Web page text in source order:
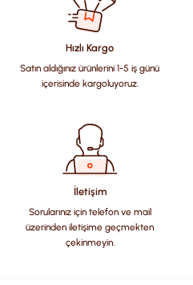
kullanarak tarafımıza iletebilirsiniz.
Görüş ve önerileriniz için teşekkür
Ürün resmi kalitesiz, bozuk
Ürün açıklamasında eksik
Ürün bilgilerinde hatalar
Ürün fiyatı diğer sitelerden daha
Bu ürüne benzer farklı
Hızlı Kargo
Satın aldığınız ürünlerini 1-5 iş günü
içerisinde kargoluyoruz.
İletişim
Sorularınız için telefon ve mail
üzerinden iletişime geçmekten
çekinmeyin.